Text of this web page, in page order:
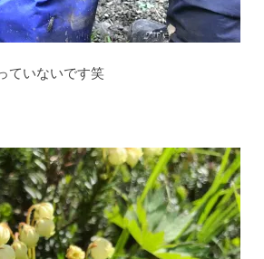
ていないです笑